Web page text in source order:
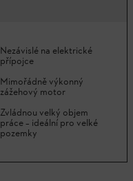
Nezávislé na elektrické
přípojce
Mimořádně výkonný
zážehový motor
Zvládnou velký objem
práce – ideální pro velké
pozemky